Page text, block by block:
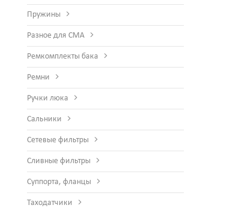
Пружины
Разное для СМА
Ремкомплекты бака
Ремни
Ручки люка
Сальники
Сетевые фильтры
Сливные фильтры
Суппорта, фланцы
Таходатчики